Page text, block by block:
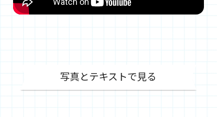
写真とテキストで見る